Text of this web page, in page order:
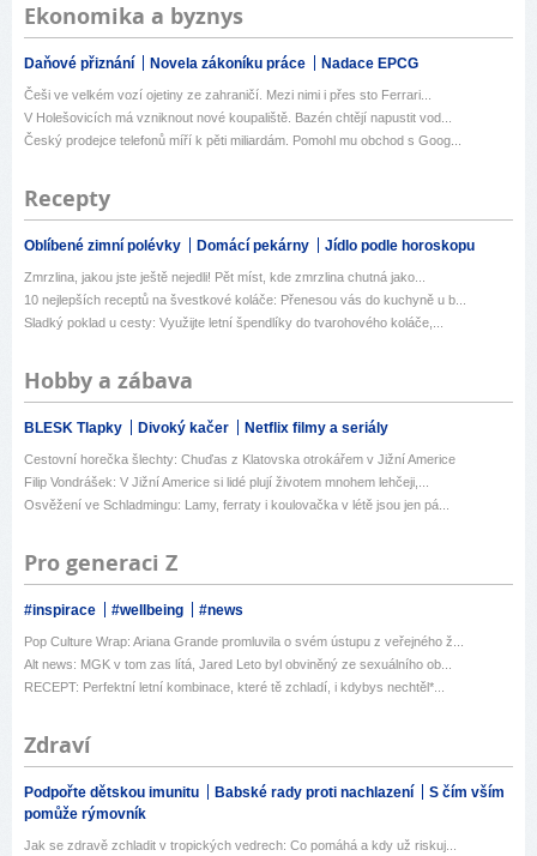
Ekonomika a byznys
Daňové přiznání Novela zákoníku práce Nadace EPCG
Češi ve velkém vozí ojetiny ze zahraničí. Mezi nimi i přes sto Ferrari...
V Holešovicích má vzniknout nové koupaliště. Bazén chtějí napustit vod...
Český prodejce telefonů míří k pěti miliardám. Pomohl mu obchod s Goog...
Recepty
Oblíbené zimní polévky Domácí pekárny Jídlo podle horoskopu
Zmrzlina, jakou jste ještě nejedli! Pět míst, kde zmrzlina chutná jako...
10 nejlepších receptů na švestkové koláče: Přenesou vás do kuchyně u b...
Sladký poklad u cesty: Využijte letní špendlíky do tvarohového koláče,...
Hobby a zábava
BLESK Tlapky Divoký kačer Netflix filmy a seriály
Cestovní horečka šlechty: Chuďas z Klatovska otrokářem v Jižní Americe
Filip Vondrášek: V Jižní Americe si lidé plují životem mnohem lehčeji,...
Osvěžení ve Schladmingu: Lamy, ferraty i koulovačka v létě jsou jen pá...
Pro generaci Z
#inspirace #wellbeing #news
Pop Culture Wrap: Ariana Grande promluvila o svém ústupu z veřejného ž...
Alt news: MGK v tom zas lítá, Jared Leto byl obviněný ze sexuálního ob...
RECEPT: Perfektní letní kombinace, které tě zchladí, i kdybys nechtěl*...
Zdraví
Podpořte dětskou imunitu Babské rady proti nachlazení
S čím vším
pomůže rýmovník
Jak se zdravě zchladit v tropických vedrech: Co pomáhá a kdy už riskuj...